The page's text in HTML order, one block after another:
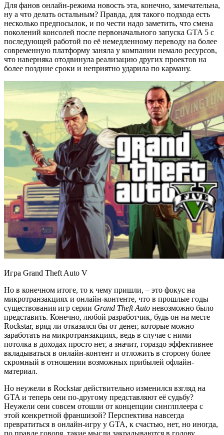
Для фанов онлайн-режима новость эта, конечно, замечательна,
ну а что делать остальным? Правда, для такого подхода есть
несколько предпосылок, и по чести надо заметить, что смена
поколений консолей после первоначального запуска GTA 5 с
последующей работой по её немедленному переводу на более
современную платформу заняла у компании немало ресурсов,
что наверняка отодвинула реализацию других проектов на
более поздние сроки и неприятно ударила по карману.
Игра Grand Theft Auto V
Но в конечном итоге, то к чему пришли, – это фокус на
микротранзакциях и онлайн-контенте, что в прошлые годы
существования игр серии Grand Theft Auto невозможно было
представить. Конечно, любой разработчик, будь он на месте
Rockstar, вряд ли отказался бы от денег, которые можно
заработать на микротранзакциях, ведь в случае с ними
потолка в доходах просто нет, а значит, гораздо эффективнее
вкладываться в онлайн-контент и отложить в сторону более
скромный в отношении возможных прибылей офлайн-
материал.
Но неужели в Rockstar действительно изменился взгляд на
GTA и теперь они по-другому представляют её судьбу?
Неужели они совсем отошли от концепции синглплеера с
этой конкретной франшизой? Перспектива навсегда
превратиться в онлайн-игру у GTA, к счастью, нет, но иногда,
по правде говоря, такие мысли закрадываются в голову.